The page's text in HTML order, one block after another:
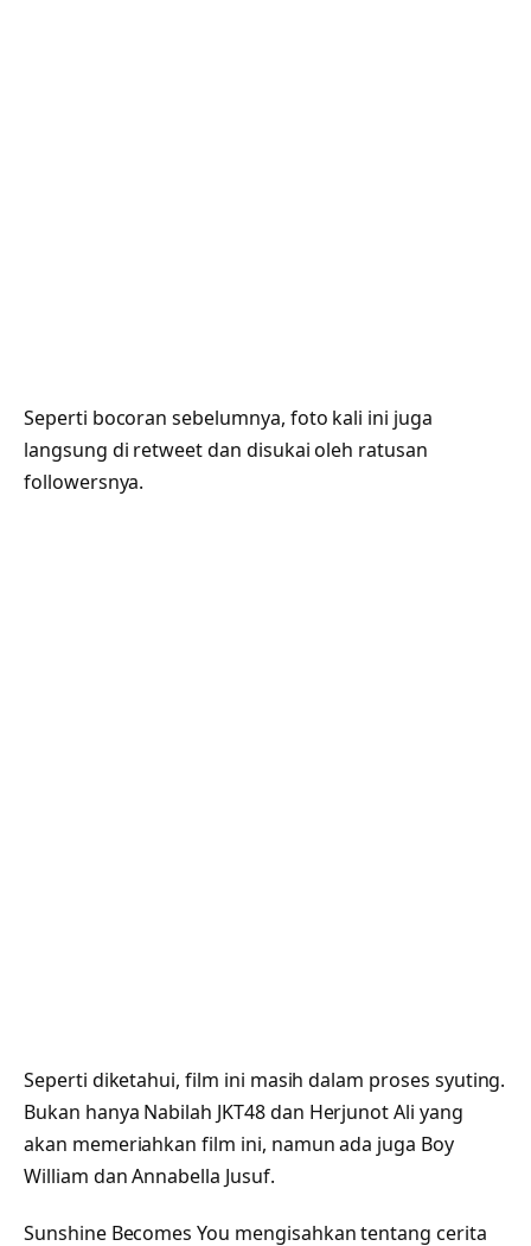
Seperti bocoran sebelumnya, foto kali ini juga
langsung di retweet dan disukai oleh ratusan
followersnya.
Seperti diketahui, film ini masih dalam proses syuting.
Bukan hanya Nabilah JKT48 dan Herjunot Ali yang
akan memeriahkan film ini, namun ada juga Boy
William dan Annabella Jusuf.
Sunshine Becomes You mengisahkan tentang cerita